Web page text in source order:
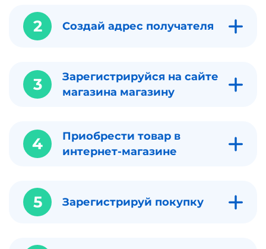
2 Создай адрес получателя
3
Зарегистрируйся на сайте
магазина магазину
4
Приобрести товар в
интернет-магазине
5 Зарегистрируй покупку